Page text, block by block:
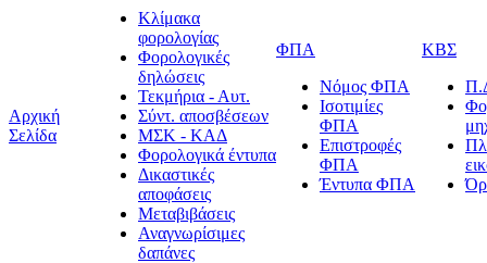
Αρχική
Σελίδα
Κλίμακα
φορολογίας
Φορολογικές
δηλώσεις
Τεκμήρια - Αυτ.
Σύντ. αποσβέσεων
ΜΣΚ - ΚΑΔ
Φορολογικά έντυπα
Δικαστικές
αποφάσεις
Μεταβιβάσεις
Αναγνωρίσιμες
δαπάνες
ΦΠΑ
Νόμος ΦΠΑ
Ισοτιμίες
ΦΠΑ
Επιστροφές
ΦΠΑ
Έντυπα ΦΠΑ
ΚΒΣ